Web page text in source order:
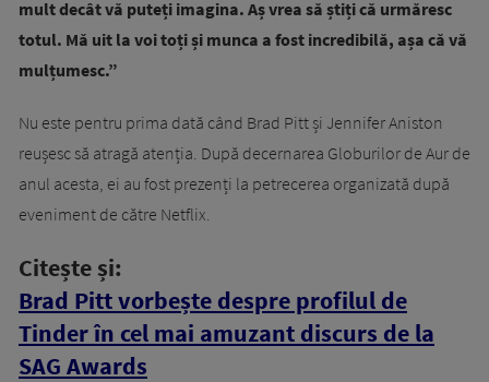
mult decât vă puteți imagina. Aș vrea să știți că urmăresc
totul. Mă uit la voi toți și munca a fost incredibilă, așa că vă
mulțumesc.”
Nu este pentru prima dată când Brad Pitt și Jennifer Aniston
reușesc să atragă atenția. După decernarea Globurilor de Aur de
anul acesta, ei au fost prezenți la petrecerea organizată după
eveniment de către Netflix.
Citește și:
Brad Pitt vorbește despre profilul de
Tinder în cel mai amuzant discurs de la
SAG Awards